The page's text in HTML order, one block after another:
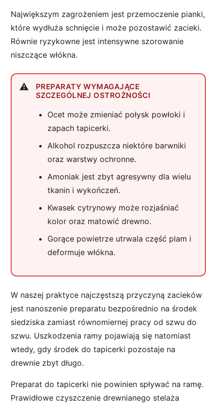
Największym zagrożeniem jest przemoczenie pianki,
które wydłuża schnięcie i może pozostawić zacieki.
Równie ryzykowne jest intensywne szorowanie
niszczące włókna.
PREPARATY WYMAGAJĄCE
SZCZEGÓLNEJ OSTROŻNOŚCI
Ocet może zmieniać połysk powłoki i
zapach tapicerki.
Alkohol rozpuszcza niektóre barwniki
oraz warstwy ochronne.
Amoniak jest zbyt agresywny dla wielu
tkanin i wykończeń.
Kwasek cytrynowy może rozjaśniać
kolor oraz matowić drewno.
Gorące powietrze utrwala część plam i
deformuje włókna.
W naszej praktyce najczęstszą przyczyną zacieków
jest nanoszenie preparatu bezpośrednio na środek
siedziska zamiast równomiernej pracy od szwu do
szwu. Uszkodzenia ramy pojawiają się natomiast
wtedy, gdy środek do tapicerki pozostaje na
drewnie zbyt długo.
Preparat do tapicerki nie powinien spływać na ramę.
Prawidłowe czyszczenie drewnianego stelaża